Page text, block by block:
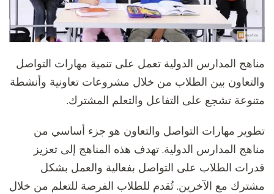
مناهج المدارس الدولية تعمل على تنمية مهارات التواصل
والتعاون بين الطلاب من خلال مشروعات تعاونية وأنشطة
متنوعة تشجع على التفاعل والتعلم المشترك.
تطوير مهارات التواصل والتعاون هو جزء أساسي من
مناهج المدارس الدولية. تهدف هذه المناهج إلى تعزيز
قدرات الطلاب على التواصل بفعالية والعمل بشكل
مشترك مع الآخرين. تُقدم للطلاب الفرصة للتعلم من خلال